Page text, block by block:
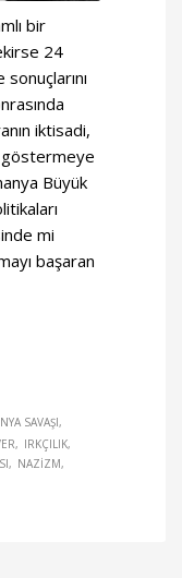
bir
24
iktisadi,
göstermeye
Büyük
mi
başaran
SAVAŞI
IRKÇILIK
NAZIZM